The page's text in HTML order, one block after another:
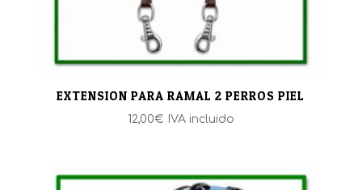
EXTENSION PARA RAMAL 2 PERROS PIEL
12,00€ IVA incluido